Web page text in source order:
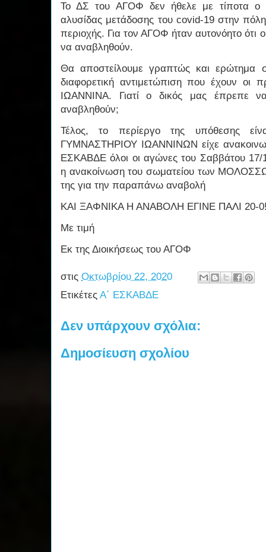
Το ΔΣ του ΑΓΟΦ δεν ήθελε με τίποτα ο
αλυσίδας μετάδοσης του covid-19 στην
περιοχής. Για τον ΑΓΟΦ ήταν αυτονόητο
να αναβληθούν.
Θα αποστείλουμε γραπτώς και
διαφορετική αντιμετώπιση που έχουν οι
ΙΩΑΝΝΙΝΑ. Γιατί ο δικός μας έπρεπε
αναβληθούν;
Τέλος, το περίεργο της υπόθεσης
ΓΥΜΝΑΣΤΗΡΙΟΥ ΙΩΑΝΝΙΝΩΝ είχε
ΕΣΚΑΒΔΕ όλοι οι αγώνες του Σαββάτου
η ανακοίνωση του σωματείου των
της για την παραπάνω αναβολή
ΚΑΙ ΞΑΦΝΙΚΑ Η ΑΝΑΒΟΛΗ ΕΓΙΝΕ ΠΑΛΙ 20-
Με τιμή
Εκ της Διοικήσεως του ΑΓΟΦ
στις Οκτωβρίου 22, 2020
Ετικέτες Α΄ ΕΣΚΑΒΔΕ
Δεν υπάρχουν σχόλια:
Δημοσίευση σχολίου